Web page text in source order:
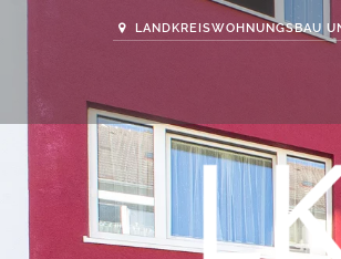
LANDKREISWOHNUNGSBAU